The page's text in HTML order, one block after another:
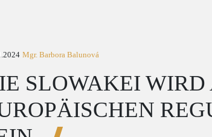
Mgr. Barbora Balunová
SLOWAKEI